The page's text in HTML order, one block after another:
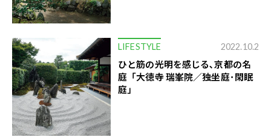
LIFESTYLE 2022.10.2
ひと筋の光明を感じる､京都の名
庭「大徳寺 瑞峯院／独坐庭･閑眠
庭」